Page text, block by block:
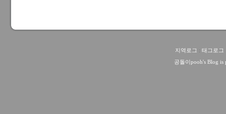
지역로그 : 태그로그
공돌이pooh's Blog is